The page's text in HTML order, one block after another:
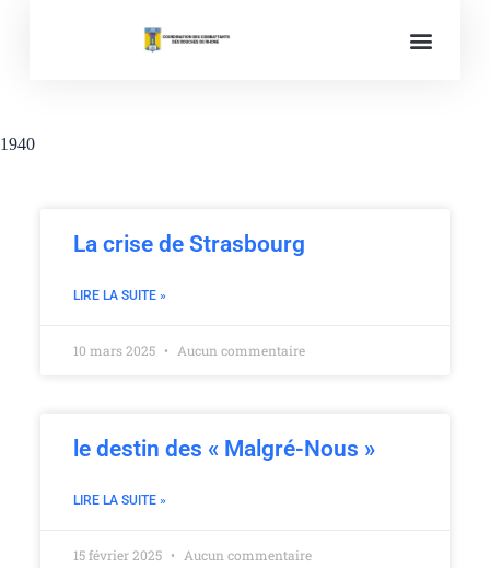
1940
La crise de Strasbourg
LIRE LA SUITE »
10 mars 2025 Aucun commentaire
le destin des « Malgré-Nous »
LIRE LA SUITE »
15 février 2025 Aucun commentaire